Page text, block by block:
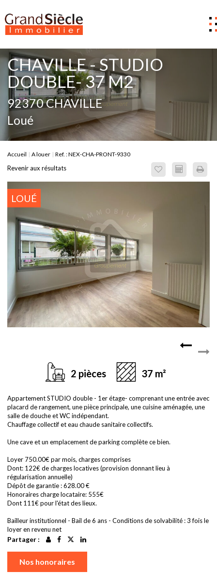
Estimer
Acheter
Louer
Gestion
Notre Agence
CHAVILLE - STUDIO
DOUBLE- 37 M2
92370 CHAVILLE
Loué
Accueil A louer Ref. : NEX-CHA-PRONT-9330
Revenir aux résultats
LOUÉ
2 pièces 37 m²
Appartement STUDIO double - 1er étage- comprenant une entrée avec
placard de rangement, une pièce principale, une cuisine aménagée, une
salle de douche et WC indépendant.
Chauffage collectif et eau chaude sanitaire collectifs.
Une cave et un emplacement de parking complète ce bien.
Loyer 750.00€ par mois, charges comprises
Dont: 122€ de charges locatives (provision donnant lieu à
régularisation annuelle)
Dépôt de garantie : 628.00 €
Honoraires charge locataire: 555€
Dont 111€ pour l'état des lieux.
Bailleur institutionnel - Bail de 6 ans - Conditions de solvabilité : 3 fois le
loyer en revenu net
Partager :
Nos honoraires